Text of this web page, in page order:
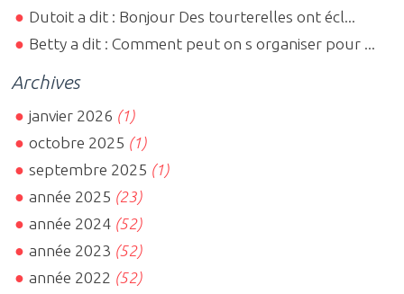
Dutoit a dit : Bonjour Des tourterelles ont écl...
Betty a dit : Comment peut on s organiser pour ...
Archives
janvier 2026 (1)
octobre 2025 (1)
septembre 2025 (1)
année 2025 (23)
année 2024 (52)
année 2023 (52)
année 2022 (52)